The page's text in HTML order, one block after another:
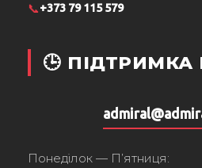
📞+373 79 115 579
🕒 ПІДТРИМКА
Понеділок — П’ятниця: